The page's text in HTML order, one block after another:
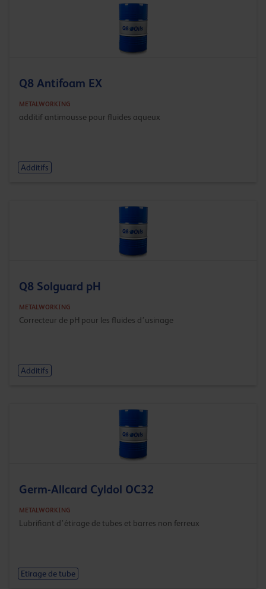
Q8 Antifoam EX
METALWORKING
additif antimousse pour fluides aqueux
Additifs
Q8 Solguard pH
METALWORKING
Correcteur de pH pour les fluides d’usinage
Additifs
Germ-Allcard Cyldol OC32
METALWORKING
Lubrifiant d’étirage de tubes et barres non ferreux
Etirage de tube